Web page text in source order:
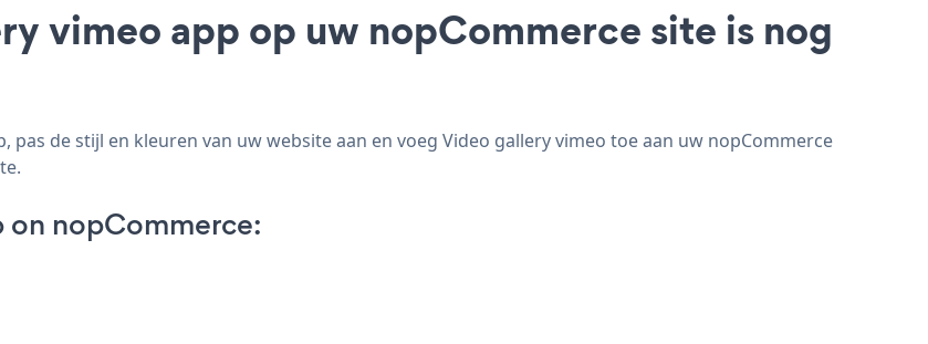
vimeo app op uw nopCommerce site is nog
pas de stijl en kleuren van uw website aan en voeg Video gallery vimeo toe aan uw nopCommerce
on nopCommerce: